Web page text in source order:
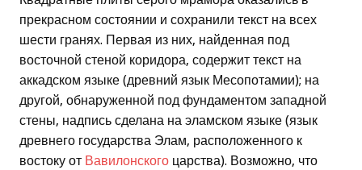
прекрасном состоянии и сохранили текст на всех
шести гранях. Первая из них, найденная под
восточной стеной коридора, содержит текст на
аккадском языке (древний язык Месопотамии); на
другой, обнаруженной под фундаментом западной
стены, надпись сделана на эламском языке (язык
древнего государства Элам, расположенного к
востоку от Вавилонского царства). Возможно, что